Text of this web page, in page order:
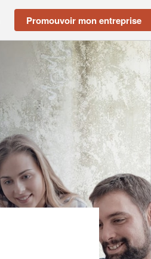
Promouvoir mon entreprise